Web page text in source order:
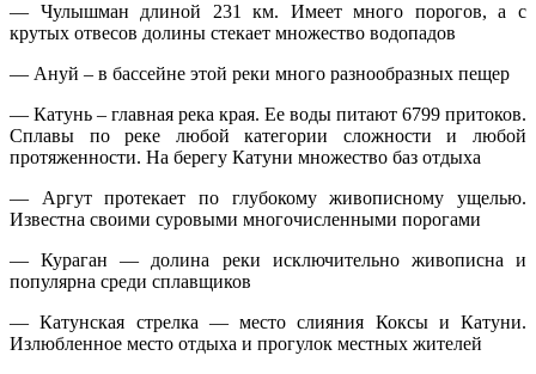
— Чулышман длиной 231 км. Имеет много порогов, а с
крутых отвесов долины стекает множество водопадов
— Ануй – в бассейне этой реки много разнообразных пещер
— Катунь – главная река края. Ее воды питают 6799 притоков.
Сплавы по реке любой категории сложности и любой
протяженности. На берегу Катуни множество баз отдыха
— Аргут протекает по глубокому живописному ущелью.
Известна своими суровыми многочисленными порогами
— Кураган — долина реки исключительно живописна и
популярна среди сплавщиков
— Катунская стрелка — место слияния Коксы и Катуни.
Излюбленное место отдыха и прогулок местных жителей